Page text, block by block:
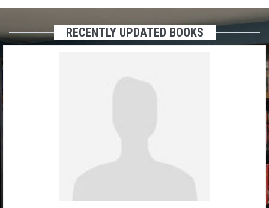
RECENTLY UPDATED BOOKS